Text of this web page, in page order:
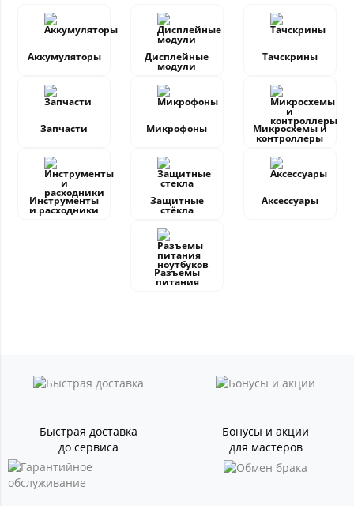
Аккумуляторы Дисплейные
модули
Тачскрины
Запчасти Микрофоны Микросхемы и
контроллеры
Инструменты
и расходники
Защитные
стёкла
Аксессуары
Разъемы
питания
Быстрая доставка
до сервиса
Бонусы и акции
для мастеров